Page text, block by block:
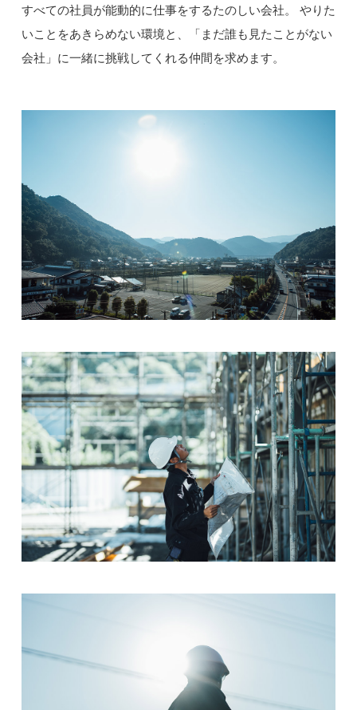
すべての社員が能動的に仕事をするたのしい会社。 やりた
いことをあきらめない環境と、「まだ誰も見たことがない
会社」に一緒に挑戦してくれる仲間を求めます。